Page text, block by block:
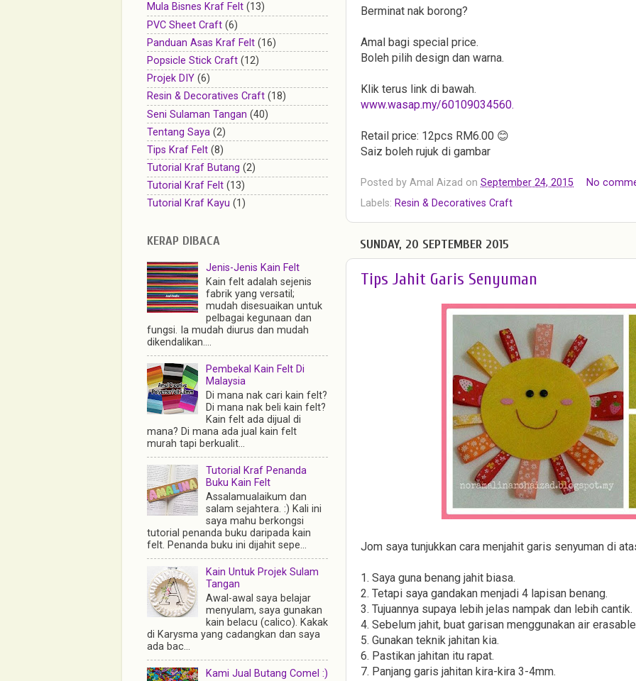
Berminat nak borong?
Amal bagi special price.
Boleh pilih design dan warna.
Klik terus link di bawah.
www.wasap.my/60109034560.
Retail price: 12pcs RM6.00 😊
Saiz boleh rujuk di gambar
Posted by Amal Aizad on September 24, 2015
No
Labels: Resin & Decoratives Craft
SUNDAY, 20 SEPTEMBER 2015
Tips Jahit Garis Senyuman
Jom saya tunjukkan cara menjahit garis senyuman di
1. Saya guna benang jahit biasa.
2. Tetapi saya gandakan menjadi 4 lapisan benang.
3. Tujuannya supaya lebih jelas nampak dan lebih cantik.
4. Sebelum jahit, buat garisan menggunakan air
5. Gunakan teknik jahitan kia.
6. Pastikan jahitan itu rapat.
7. Panjang garis jahitan kira-kira 3-4mm.
Mula Bisnes Kraf Felt (13)
PVC Sheet Craft (6)
Panduan Asas Kraf Felt (16)
Popsicle Stick Craft (12)
Projek DIY (6)
Resin & Decoratives Craft (18)
Seni Sulaman Tangan (40)
Tentang Saya (2)
Tips Kraf Felt (8)
Tutorial Kraf Butang (2)
Tutorial Kraf Felt (13)
Tutorial Kraf Kayu (1)
KERAP DIBACA
Jenis-Jenis Kain Felt
Kain felt adalah sejenis
fabrik yang versatil;
mudah disesuaikan untuk
pelbagai kegunaan dan
fungsi. Ia mudah diurus dan mudah
dikendalikan....
Pembekal Kain Felt Di
Malaysia
Di mana nak cari kain felt?
Di mana nak beli kain felt?
Kain felt ada dijual di
mana? Di mana ada jual kain felt
murah tapi berkualit...
Tutorial Kraf Penanda
Buku Kain Felt
Assalamualaikum dan
salam sejahtera. :) Kali ini
saya mahu berkongsi
tutorial penanda buku daripada kain
felt. Penanda buku ini dijahit sepe...
Kain Untuk Projek Sulam
Tangan
Awal-awal saya belajar
menyulam, saya gunakan
kain belacu (calico). Kakak
di Karysma yang cadangkan dan saya
ada bac...
Kami Jual Butang Comel :)